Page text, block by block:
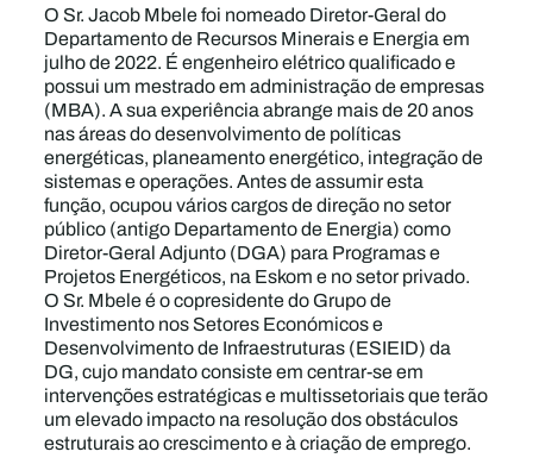
O Sr. Jacob Mbele foi nomeado Diretor-Geral do
Departamento de Recursos Minerais e Energia em
julho de 2022. É engenheiro elétrico qualificado e
possui um mestrado em administração de empresas
(MBA). A sua experiência abrange mais de 20 anos
nas áreas do desenvolvimento de políticas
energéticas, planeamento energético, integração de
sistemas e operações. Antes de assumir esta
função, ocupou vários cargos de direção no setor
público (antigo Departamento de Energia) como
Diretor-Geral Adjunto (DGA) para Programas e
Projetos Energéticos, na Eskom e no setor privado.
O Sr. Mbele é o copresidente do Grupo de
Investimento nos Setores Económicos e
Desenvolvimento de Infraestruturas (ESIEID) da
DG, cujo mandato consiste em centrar-se em
intervenções estratégicas e multissetoriais que terão
um elevado impacto na resolução dos obstáculos
estruturais ao crescimento e à criação de emprego.